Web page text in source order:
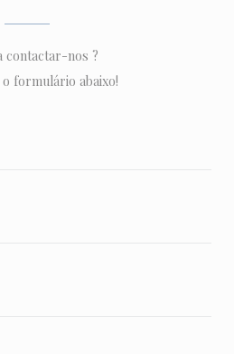
contactar-nos ?
o formulário abaixo!